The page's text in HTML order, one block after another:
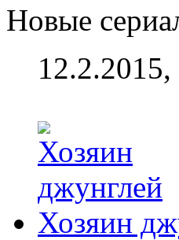
Новые
Хозяин